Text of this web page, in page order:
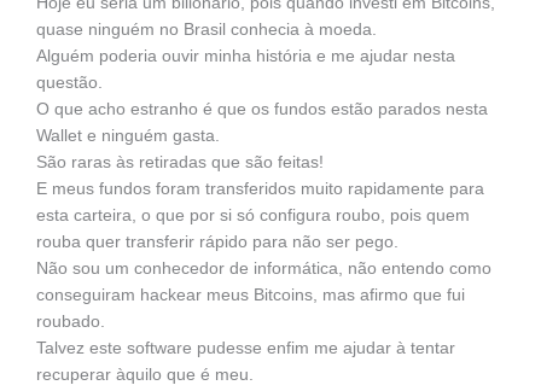
quase ninguém no Brasil conhecia à moeda.
Alguém poderia ouvir minha história e me ajudar nesta
questão.
O que acho estranho é que os fundos estão parados nesta
Wallet e ninguém gasta.
São raras às retiradas que são feitas!
E meus fundos foram transferidos muito rapidamente para
esta carteira, o que por si só configura roubo, pois quem
rouba quer transferir rápido para não ser pego.
Não sou um conhecedor de informática, não entendo como
conseguiram hackear meus Bitcoins, mas afirmo que fui
roubado.
Talvez este software pudesse enfim me ajudar à tentar
recuperar àquilo que é meu.